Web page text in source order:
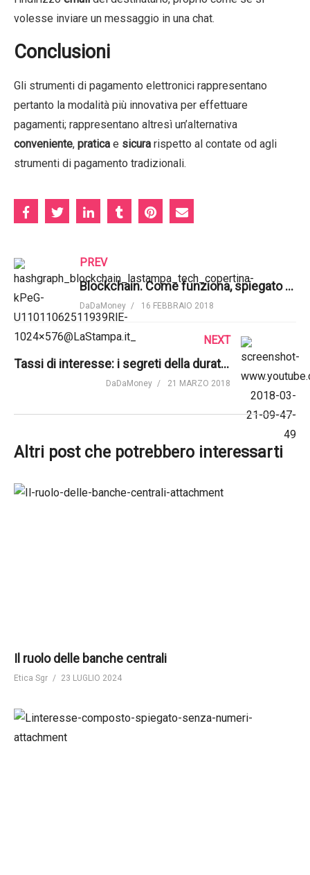
volesse inviare un messaggio in una chat.
Conclusioni
Gli strumenti di pagamento elettronici rappresentano
pertanto la modalità più innovativa per effettuare
pagamenti; rappresentano altresì un’alternativa
conveniente, pratica e sicura rispetto al contate od agli
strumenti di pagamento tradizionali.
PREV
Blockchain. Come funziona, spiegato davvero semplicemente | Savjee
DaDaMoney 16 FEBBRAIO 2018
NEXT
Tassi di interesse: i segreti della duration | ConTEmplata
DaDaMoney 21 MARZO 2018
Altri post che potrebbero interessarti
Il ruolo delle banche centrali
Etica Sgr 23 LUGLIO 2024